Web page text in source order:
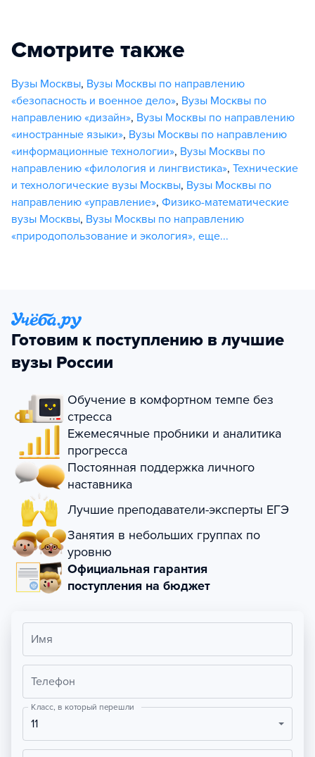
Смотрите также
Вузы Москвы, Вузы Москвы по направлению
«безопасность и военное дело», Вузы Москвы по
направлению «дизайн», Вузы Москвы по направлению
«иностранные языки», Вузы Москвы по направлению
«информационные технологии», Вузы Москвы по
направлению «филология и лингвистика», Технические
и технологические вузы Москвы, Вузы Москвы по
направлению «управление», Физико-математические
вузы Москвы, Вузы Москвы по направлению
«природопользование и экология», еще...
Готовим к поступлению в лучшие
вузы России
Обучение в комфортном темпе без
стресса
Ежемесячные пробники и аналитика
прогресса
Постоянная поддержка личного
наставника
Лучшие преподаватели-эксперты ЕГЭ
Занятия в небольших группах по
уровню
Официальная гарантия
поступления на бюджет
Имя
Телефон
Класс, в который перешли
11